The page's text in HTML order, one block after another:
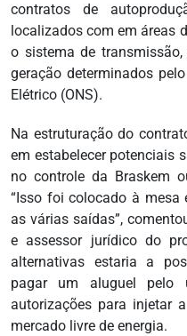
contratos de
localizados com em áreas
o sistema de
geração determinados
Elétrico (ONS).
Na estruturação do
em estabelecer potenciais
no controle da Braskem
“Isso foi colocado à mesa
as várias saídas”,
e assessor jurídico do
alternativas estaria a
pagar um aluguel
autorizações para injetar
mercado livre de energia.